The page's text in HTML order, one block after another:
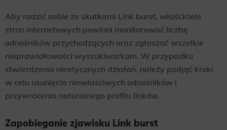
Aby radzić sobie ze skutkami Link burst, właściciele
stron internetowych powinni monitorować liczbę
odnośników przychodzących oraz zgłaszać wszelkie
nieprawidłowości wyszukiwarkom. W przypadku
stwierdzenia nieetycznych działań, należy podjąć kroki
w celu usunięcia niewłaściwych odnośników i
przywrócenia naturalnego profilu linków.
Zapobieganie zjawisku Link burst